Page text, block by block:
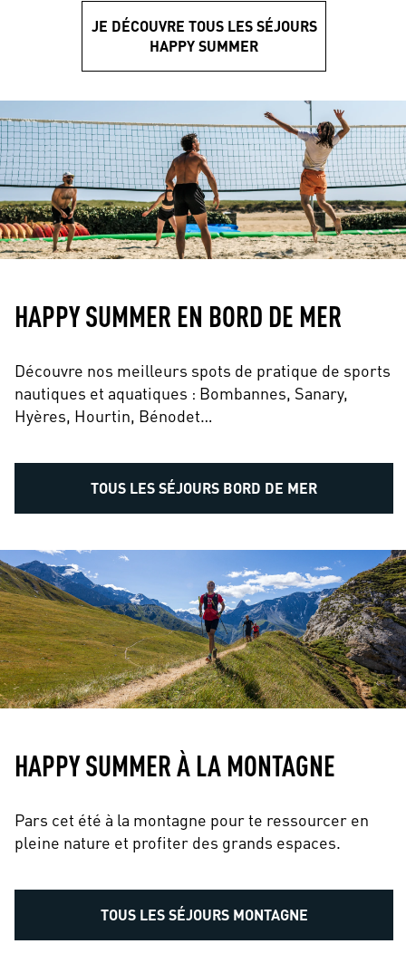
JE DÉCOUVRE TOUS LES SÉJOURS
HAPPY SUMMER
HAPPY SUMMER EN BORD DE MER
Découvre nos meilleurs spots de pratique de sports
nautiques et aquatiques : Bombannes, Sanary,
Hyères, Hourtin, Bénodet…
TOUS LES SÉJOURS BORD DE MER
HAPPY SUMMER À LA MONTAGNE
Pars cet été à la montagne pour te ressourcer en
pleine nature et profiter des grands espaces.
TOUS LES SÉJOURS MONTAGNE